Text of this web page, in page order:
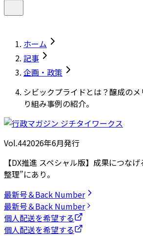
ホーム
記事
企画・政策
シビックプライドとは？醸成の
り組み事例の紹介。
Vol.442026年6月発行
【DX推進 スペシャル版】成果につな
整理”にあり。
最新号＆Back Number
最新号＆Back Number
個人配送を希望する
個人配送を希望する